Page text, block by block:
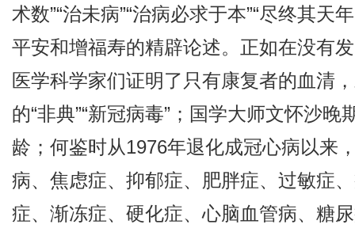
术数”“治未病”“治病必求于本”“尽终其
平安和增福寿的精辟论述。正如在没有
医学科学家们证明了只有康复者的血清
的“非典”“新冠病毒”；国学大师文怀沙
龄；何鉴时从1976年退化成冠心病以来
病、焦虑症、抑郁症、肥胖症、过敏症
症、渐冻症、硬化症、心脑血管病、糖